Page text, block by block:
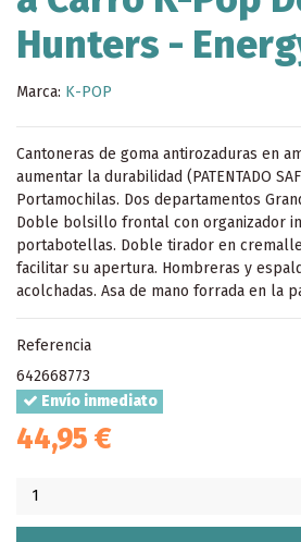
Hunters -
Marca: K-POP
Cantoneras de goma antirozaduras en
aumentar la durabilidad (PATENTADO
Portamochilas. Dos departamentos
Doble bolsillo frontal con organizador
portabotellas. Doble tirador en
facilitar su apertura. Hombreras y
acolchadas. Asa de mano forrada en la
Referencia
642668773
Envío inmediato
44,95 €